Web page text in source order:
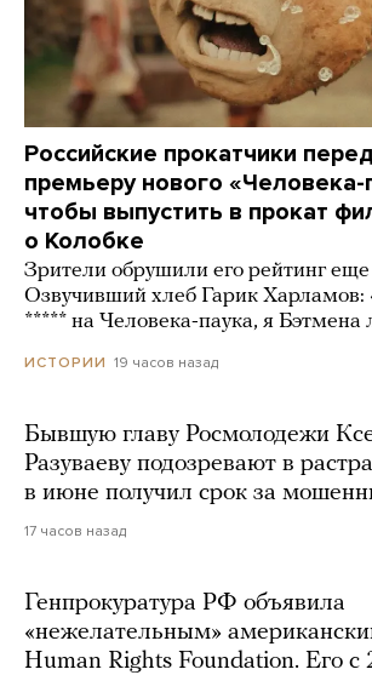
Российские прокатчики
премьеру нового «Человека-
чтобы выпустить в прокат
о Колобке
Зрители обрушили его рейтинг
Озвучивший хлеб Гарик Харламов:
***** на Человека-паука, я
ИСТОРИИ 19 часов назад
Бывшую главу Росмолодежи
Разуваеву подозревают в
в июне получил срок за
17 часов назад
Генпрокуратура РФ объявила
«нежелательным»
Human Rights Foundation. Его с